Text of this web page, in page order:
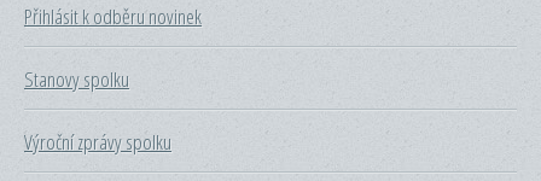
Přihlásit k odběru novinek
Stanovy spolku
Výroční zprávy spolku